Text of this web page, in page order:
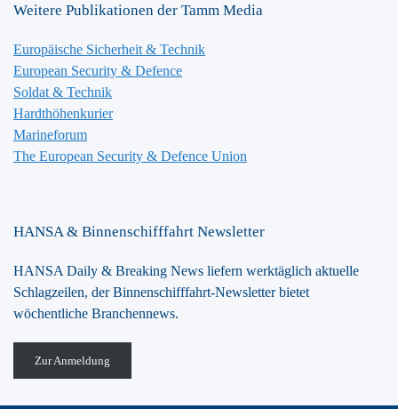
Weitere Publikationen der Tamm Media
Europäische Sicherheit & Technik
European Security & Defence
Soldat & Technik
Hardthöhenkurier
Marineforum
The European Security & Defence Union
HANSA & Binnenschifffahrt Newsletter
HANSA Daily & Breaking News liefern werktäglich aktuelle
Schlagzeilen, der Binnenschifffahrt-Newsletter bietet
wöchentliche Branchennews.
Zur Anmeldung